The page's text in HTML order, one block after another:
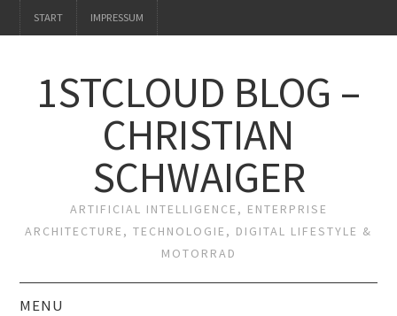
START IMPRESSUM
1STCLOUD BLOG –
CHRISTIAN
SCHWAIGER
ARTIFICIAL INTELLIGENCE, ENTERPRISE
ARCHITECTURE, TECHNOLOGIE, DIGITAL LIFESTYLE &
MOTORRAD
MENU